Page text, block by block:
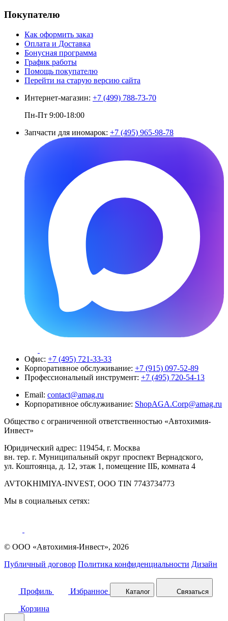
Покупателю
Как оформить заказ
Оплата и Доставка
Бонусная программа
График работы
Помощь покупателю
Перейти на старую версию сайта
Интернет-магазин: +7 (499) 788-73-70
Пн-Пт 9:00-18:00
Запчасти для иномарок: +7 (495) 965-98-78
Офис: +7 (495) 721-33-33
Корпоративное обслуживание: +7 (915) 097-52-89
Профессиональный инструмент: +7 (495) 720-54-13
Email: contact@amag.ru
Корпоративное обслуживание: ShopAGA.Corp@amag.ru
Общество с ограниченной ответственностью «Автохимия-
Инвест»
Юридический адрес: 119454, г. Москва
вн. тер. г. Муниципальный округ проспект Вернадского,
ул. Коштоянца, д. 12, этаж 1, помещение IIБ, комната 4
AVTOKHIMIYA-INVEST, OOO TIN 7743734773
Мы в социальных сетях:
© ООО «Автохимия-Инвест», 2026
Публичный договор Политика конфиденциальности Дизайн
Профиль Избранное Каталог Связаться
Корзина